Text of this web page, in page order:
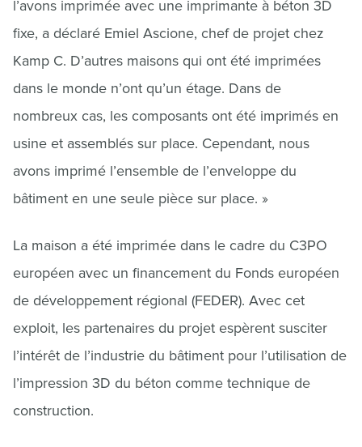
l’avons imprimée avec une imprimante à béton 3D
fixe, a déclaré Emiel Ascione, chef de projet chez
Kamp C. D’autres maisons qui ont été imprimées
dans le monde n’ont qu’un étage. Dans de
nombreux cas, les composants ont été imprimés en
usine et assemblés sur place. Cependant, nous
avons imprimé l’ensemble de l’enveloppe du
bâtiment en une seule pièce sur place. »
La maison a été imprimée dans le cadre du C3PO
européen avec un financement du Fonds européen
de développement régional (FEDER). Avec cet
exploit, les partenaires du projet espèrent susciter
l’intérêt de l’industrie du bâtiment pour l’utilisation de
l’impression 3D du béton comme technique de
construction.